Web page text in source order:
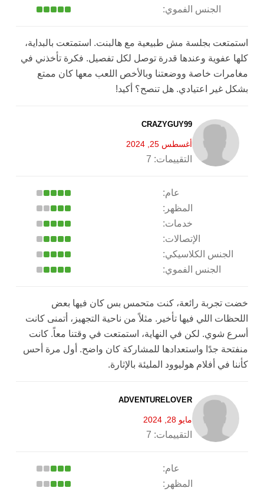
الجنس الفموي:
استمتعت بجلسة مش طبيعية مع هالبنت. استمتعت بالبداية،
كلها عفوية وعندها قدرة توصل لكل تفصيل. فكرة تأخذني في
مغامرات خاصة ووضعتنا وبالأخص اللعب معها كان ممتع
بشكل غير اعتيادي. هل تنصح؟ أكيد!
CRAZYGUY99
أغسطس 25, 2024
التقييمات: 7
عام:
المظهر:
خدمات:
الإتصالات:
الجنس الكلاسيكي:
الجنس الفموي:
خضت تجربة رائعة، كنت متحمس بس كان فيها بعض
اللحظات اللي فيها تأخير. مثلاً من ناحية التجهيز، أتمنى كانت
أسرع شوي. لكن في النهاية، استمتعت في وقتنا معاً. كانت
منفتحة جدًا واستعدادها للمشاركة كان واضح. أول مرة أحس
كأننا في أفلام هوليوود المليئة بالإثارة.
ADVENTURELOVER
مايو 28, 2024
التقييمات: 7
عام:
المظهر: